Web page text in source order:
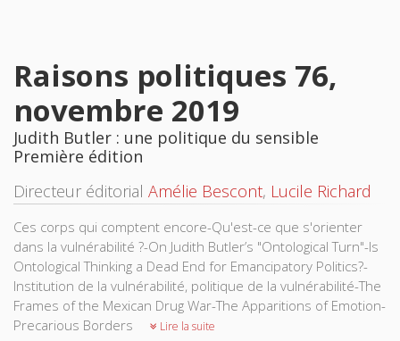
Raisons politiques 76,
novembre 2019
Judith Butler : une politique du sensible
Première édition
Directeur éditorial Amélie Bescont, Lucile Richard
Ces corps qui comptent encore-Qu'est-ce que s'orienter
dans la vulnérabilité ?-On Judith Butler’s "Ontological Turn"-Is
Ontological Thinking a Dead End for Emancipatory Politics?-
Institution de la vulnérabilité, politique de la vulnérabilité-The
Frames of the Mexican Drug War-The Apparitions of Emotion-
Precarious Borders
Lire la suite